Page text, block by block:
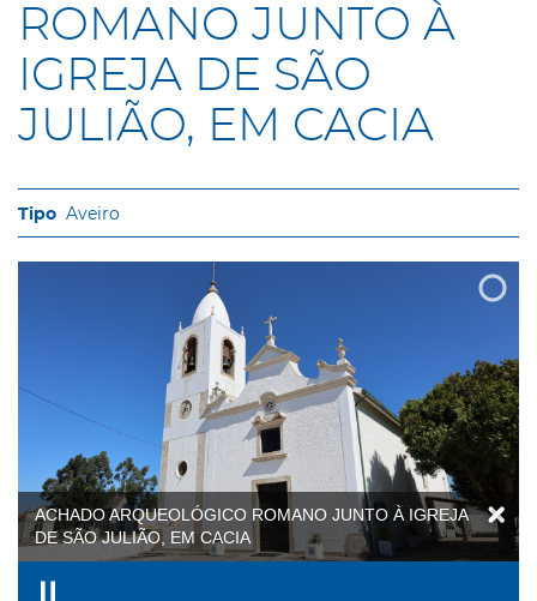
ROMANO JUNTO À
IGREJA DE SÃO
JULIÃO, EM CACIA
Aveiro
ACHADO ARQUEOLÓGICO ROMANO JUNTO À IGREJA
DE SÃO JULIÃO, EM CACIA